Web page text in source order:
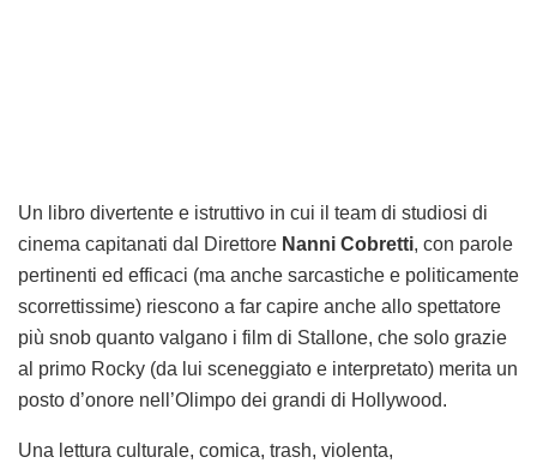
Un libro divertente e istruttivo in cui il team di studiosi di
cinema capitanati dal Direttore Nanni Cobretti, con parole
pertinenti ed efficaci (ma anche sarcastiche e politicamente
scorrettissime) riescono a far capire anche allo spettatore
più snob quanto valgano i film di Stallone, che solo grazie
al primo Rocky (da lui sceneggiato e interpretato) merita un
posto d’onore nell’Olimpo dei grandi di Hollywood.
Una lettura culturale, comica, trash, violenta,